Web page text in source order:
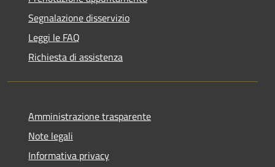
Segnalazione disservizio
Leggi le FAQ
Richiesta di assistenza
Amministrazione trasparente
Note legali
Informativa privacy